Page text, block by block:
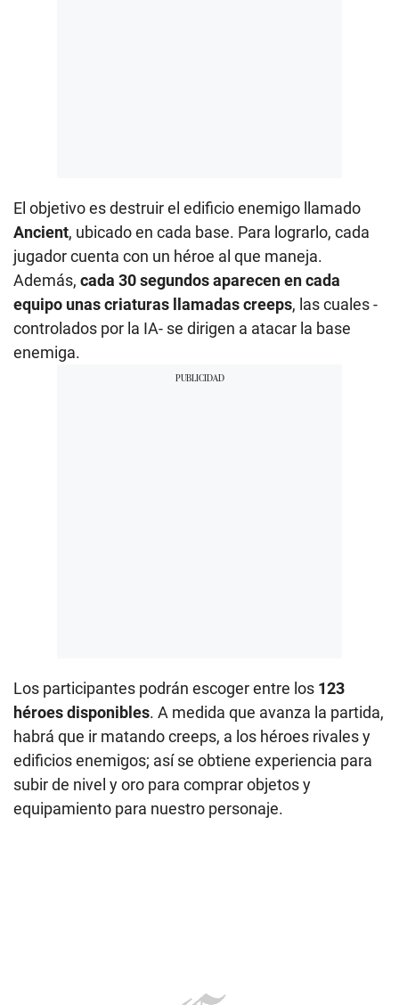
El objetivo es destruir el edificio enemigo llamado
Ancient, ubicado en cada base. Para lograrlo, cada
jugador cuenta con un héroe al que maneja.
Además, cada 30 segundos aparecen en cada
equipo unas criaturas llamadas creeps, las cuales -
controlados por la IA- se dirigen a atacar la base
enemiga.
Los participantes podrán escoger entre los 123
héroes disponibles. A medida que avanza la partida,
habrá que ir matando creeps, a los héroes rivales y
edificios enemigos; así se obtiene experiencia para
subir de nivel y oro para comprar objetos y
equipamiento para nuestro personaje.